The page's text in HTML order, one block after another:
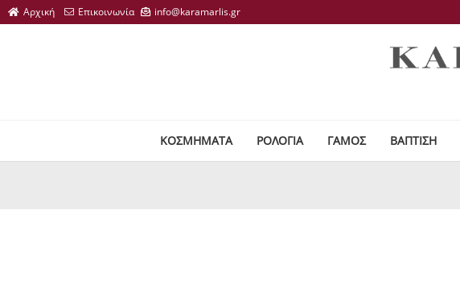
ΚΟΣΜΗΜΑΤΑ ΡΟΛΟΓΙΑ ΓΑΜΟΣ ΒΑΠΤΙΣΗ